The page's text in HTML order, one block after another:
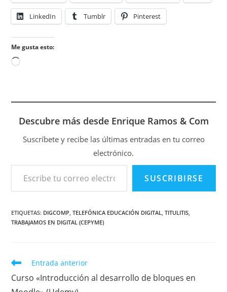
LinkedIn Tumblr Pinterest
Me gusta esto:
Cargando...
Descubre más desde Enrique Ramos & Com
Suscríbete y recibe las últimas entradas en tu correo
electrónico.
Escribe tu correo electrónico…
SUSCRIBIRSE
ETIQUETAS: DIGCOMP TELEFÓNICA EDUCACIÓN DIGITAL TITULITIS
TRABAJAMOS EN DIGITAL (CEPYME)
Leer
artículos
Entrada anterior
Curso «Introducción al desarrollo de bloques en